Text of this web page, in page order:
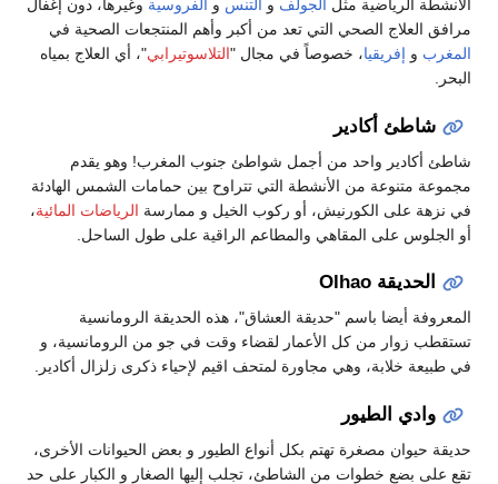
الأنشطة الرياضية مثل الجولف و التنس و الفروسية وغيرها، دون إغفال
مرافق العلاج الصحي التي تعد من أكبر وأهم المنتجعات الصحية في
المغرب و إفريقيا، خصوصاً في مجال "التلاسوتيرابي"، أي العلاج بمياه
البحر.
شاطئ أكادير
شاطئ أكادير واحد من أجمل شواطئ جنوب المغرب! وهو يقدم
مجموعة متنوعة من الأنشطة التي تتراوح بين حمامات الشمس الهادئة
في نزهة على الكورنيش، أو ركوب الخيل و ممارسة الرياضات المائية،
أو الجلوس على المقاهي والمطاعم الراقية على طول الساحل.
الحديقة Olhao
المعروفة أيضا باسم "حديقة العشاق"، هذه الحديقة الرومانسية
تستقطب زوار من كل الأعمار لقضاء وقت في جو من الرومانسية، و
في طبيعة خلابة، وهي مجاورة لمتحف اقيم لإحياء ذكرى زلزال أكادير.
وادي الطيور
حديقة حيوان مصغرة تهتم بكل أنواع الطيور و بعض الحيوانات الأخرى،
تقع على بضع خطوات من الشاطئ، تجلب إليها الصغار و الكبار على حد